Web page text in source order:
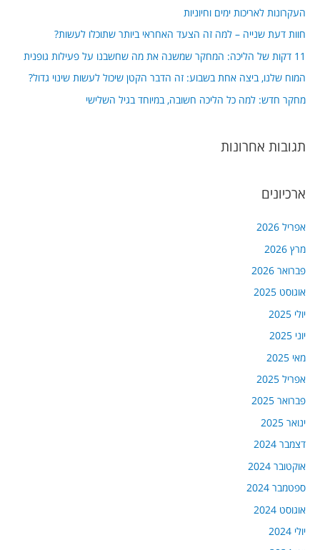
o
r
:
העקרונות לאריכות ימים וחיוניות
חוות דעת שנייה – למה זה הצעד האחראי ביותר שתוכלו לעשות?
11 דקות של הליכה: המחקר שמשנה את מה שחשבנו על פעילות גופנית
המוח שלנו, ביצה אחת בשבוע: זה הדבר הקטן שיכול לעשות שינוי גדול?
מחקר חדש: למה כל הליכה חשובה, במיוחד בגיל השלישי
תגובות אחרונות
ארכיונים
אפריל 2026
מרץ 2026
פברואר 2026
אוגוסט 2025
יולי 2025
יוני 2025
מאי 2025
אפריל 2025
פברואר 2025
ינואר 2025
דצמבר 2024
אוקטובר 2024
ספטמבר 2024
אוגוסט 2024
יולי 2024